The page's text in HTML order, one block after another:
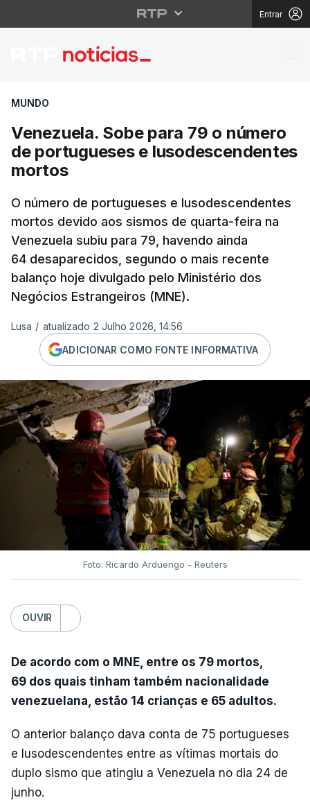
Entrar
Venezuela. Sobe
MUNDO
Venezuela. Sobe para 79 o número
de portugueses e lusodescendentes
mortos
O número de portugueses e lusodescendentes
mortos devido aos sismos de quarta-feira na
Venezuela subiu para 79, havendo ainda
64 desaparecidos, segundo o mais recente
balanço hoje divulgado pelo Ministério dos
Negócios Estrangeiros (MNE).
Lusa / atualizado 2 Julho 2026, 14:56
ADICIONAR COMO FONTE INFORMATIVA
Foto: Ricardo Arduengo - Reuters
OUVIR
De acordo com o MNE, entre os 79 mortos,
69 dos quais tinham também nacionalidade
venezuelana, estão 14 crianças e 65 adultos.
O anterior balanço dava conta de 75 portugueses
e lusodescendentes entre as vítimas mortais do
duplo sismo que atingiu a Venezuela no dia 24 de
junho.